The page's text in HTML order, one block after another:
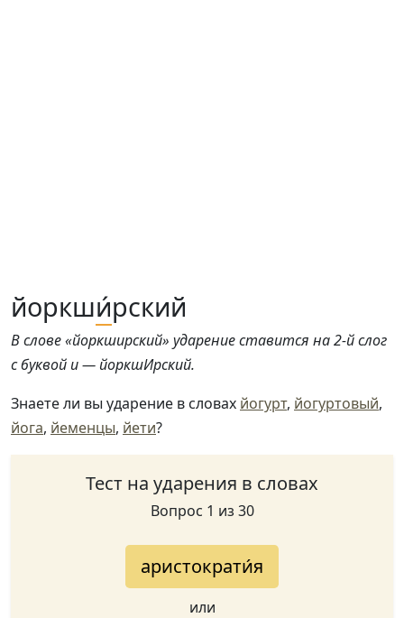
йоркши́рский
В слове «йоркширский» ударение ставится на 2-й слог
с буквой и — йоркшИрский.
Знаете ли вы ударение в словах йогурт, йогуртовый,
йога, йеменцы, йети?
Тест на ударения в словах
Вопрос 1 из 30
аристократи́я
или